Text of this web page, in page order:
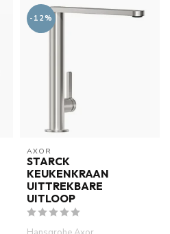
-12%
AXOR
STARCK
KEUKENKRAAN
UITTREKBARE
UITLOOP